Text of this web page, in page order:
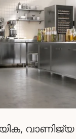
Finnish
Myanmar
Urdu
Swahili
Amharic
Afrikaans